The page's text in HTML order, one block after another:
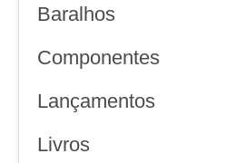
Baralhos
Componentes
Lançamentos
Livros